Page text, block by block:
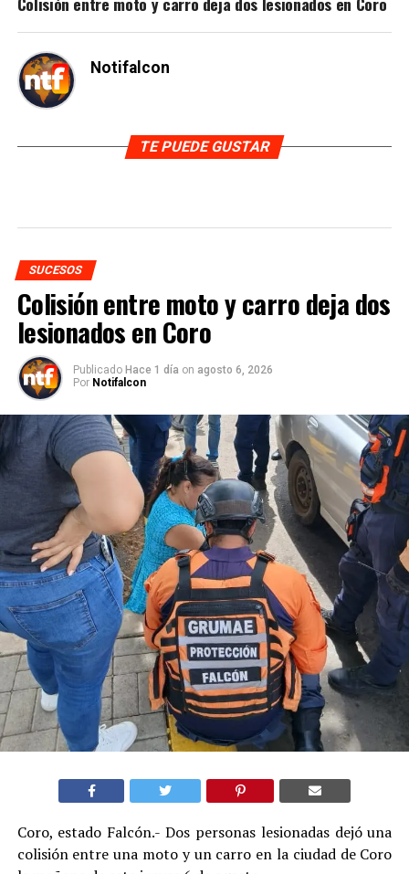
Notifalcon
TE PUEDE GUSTAR
SUCESOS
Colisión entre moto y carro deja dos
lesionados en Coro
Publicado Hace 1 día on agosto 6, 2026
Por Notifalcon
Coro, estado Falcón.- Dos personas lesionadas dejó una
colisión entre una moto y un carro en la ciudad de Coro